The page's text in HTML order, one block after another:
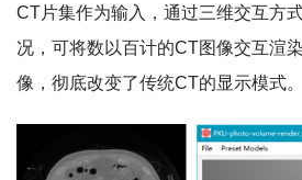
CT片集作为输入，通过三维交互方
况，可将数以百计的CT图像交互渲
像，彻底改变了传统CT的显示模式。